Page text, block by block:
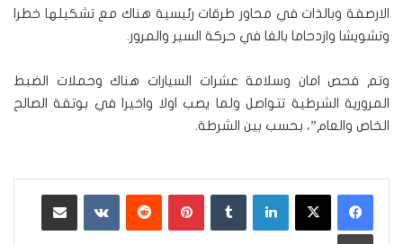
الارصفة وبالذات في محاور طرقات رئيسية هناك مع تشكيلها خطرا
وتشويشا وازدحاما بالغا في حركة السير والمرور.
وتم فحص امان وسلامة عشرات السيارات هناك وحملات الضبط
المرورية الشرطية تتواصل ولما يصب اولا واخيرا في بوتقة الصالح
الخاص والعام”، بحسب بين الشرطة.
لينكدإن بينتيريست ‏VKontakte
طباعة